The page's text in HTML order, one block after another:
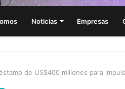
Noticias Empresas
de US$400 millones para